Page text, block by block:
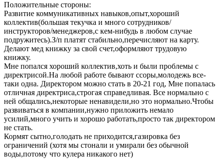
Положительные стороны:
Развитие коммуникативных навыков,опыт,хороший
коллектив(большая текучка и много сотрудников/
инструкторов/менеджеров,с кем-нибудь в любом случае
подружитесь).З/п платят стабильно,перечисляют на карту.
Делают мед книжку за свой счет,оформляют трудовую
книжку.
Мне попался хороший коллектив,хоть и были проблемы с
директрисой.На любой работе бывают ссоры,молодежь все-
таки одна. Директором можно стать в 20-21 год, Мне попалась
отличная директриса,строгая справедливая. Все нормально с
ней общались,некоторые ненавидели,но это нормально.Чтобы
развиваться в компании,нужно приложить немало
усилий,много учить и хорошо работать,просто так директором
не стать.
Кормят сытно,голодать не приходится,газировка без
ограничений (хотя мы стонали и умирали без обычной
воды,потому что кулера никакого нет)